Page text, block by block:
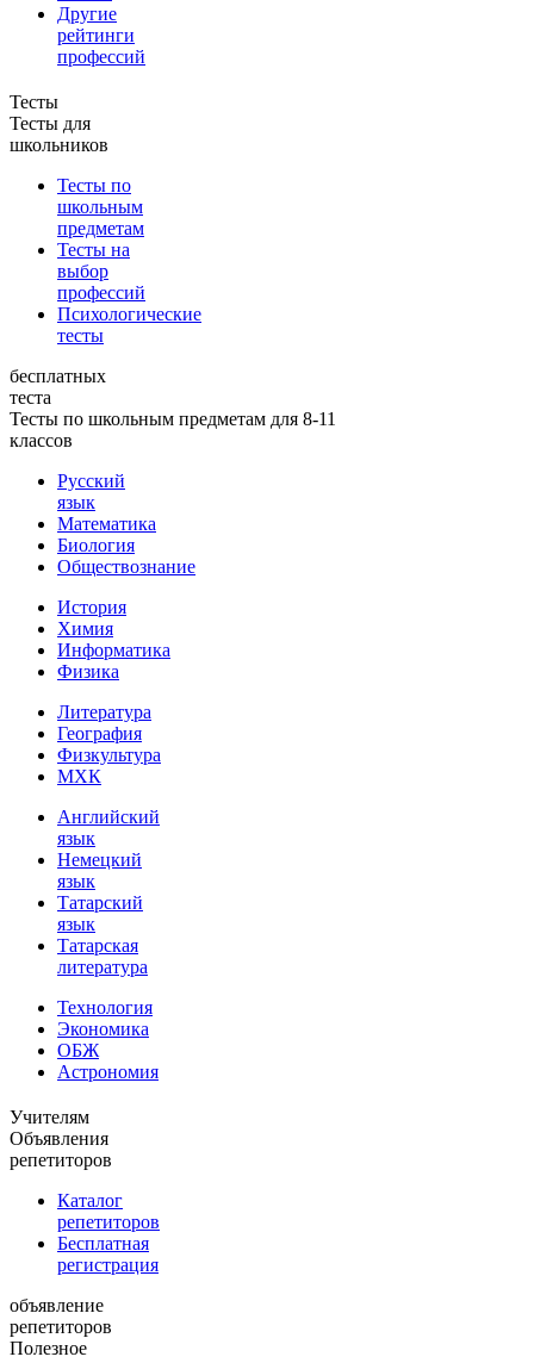
Другие
рейтинги
профессий
Тесты
Тесты для
школьников
Тесты по
школьным
предметам
Тесты на
выбор
профессий
Психологические
тесты
бесплатных
теста
Тесты по школьным предметам для 8-11
классов
Русский
язык
Математика
Биология
Обществознание
История
Химия
Информатика
Физика
Литература
География
Физкультура
МХК
Английский
язык
Немецкий
язык
Татарский
язык
Татарская
литература
Технология
Экономика
ОБЖ
Астрономия
Учителям
Объявления
репетиторов
Каталог
репетиторов
Бесплатная
регистрация
объявление
репетиторов
Полезное